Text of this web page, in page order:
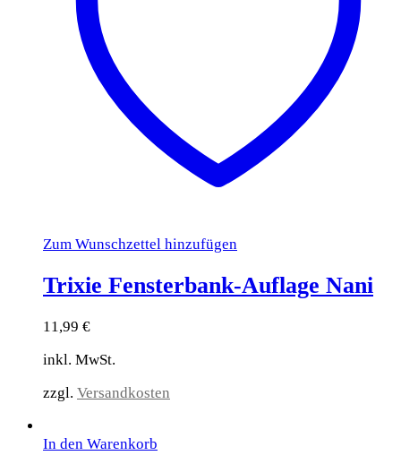
Zum Wunschzettel hinzufügen
Trixie Fensterbank-Auflage Nani
11,99 €
inkl. MwSt.
zzgl. Versandkosten
In den Warenkorb